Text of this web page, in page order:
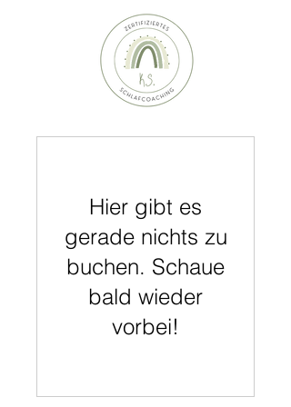
Hier gibt es
gerade nichts zu
buchen. Schaue
bald wieder
vorbei!